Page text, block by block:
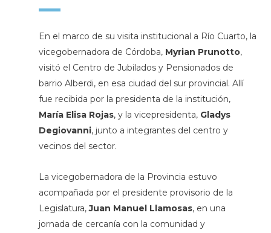
En el marco de su visita institucional a Río Cuarto, la
vicegobernadora de Córdoba, Myrian Prunotto,
visitó el Centro de Jubilados y Pensionados de
barrio Alberdi, en esa ciudad del sur provincial. Allí
fue recibida por la presidenta de la institución,
María Elisa Rojas, y la vicepresidenta, Gladys
Degiovanni, junto a integrantes del centro y
vecinos del sector.
La vicegobernadora de la Provincia estuvo
acompañada por el presidente provisorio de la
Legislatura,Juan Manuel Llamosas, en una
jornada de cercanía con la comunidad y